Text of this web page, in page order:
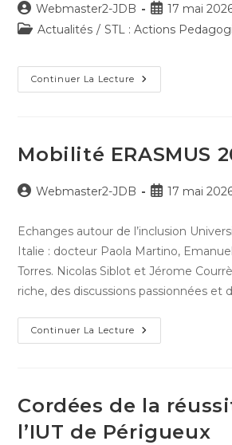
Auteur/autrice
de
Webmaster2-JDB
Publication
publiée :
17 mai
PostActualités / STL : Actions
Continuer La Lecture Agar’Art
Concours
Mobilité ERASMUS
Auteur/autrice
la
publication :
Webmaster2-JDB
Publication
17 mai
Echanges autour de l’inclusion
Italie : docteur Paola Martino,
Torres. Nicolas Siblot et Jérome
riche, des discussions passionnées et
Continuer La Lecture Mobilité
ERASMUS
Cordées de la
l’IUT de Périgueux